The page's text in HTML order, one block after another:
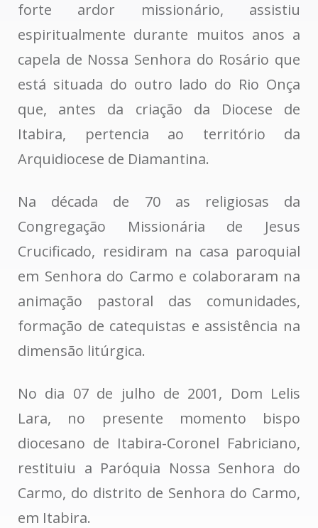
forte ardor missionário, assistiu
espiritualmente durante muitos anos a
capela de Nossa Senhora do Rosário que
está situada do outro lado do Rio Onça
que, antes da criação da Diocese de
Itabira, pertencia ao território da
Arquidiocese de Diamantina.
Na década de 70 as religiosas da
Congregação Missionária de Jesus
Crucificado, residiram na casa paroquial
em Senhora do Carmo e colaboraram na
animação pastoral das comunidades,
formação de catequistas e assistência na
dimensão litúrgica.
No dia 07 de julho de 2001, Dom Lelis
Lara, no presente momento bispo
diocesano de Itabira-Coronel Fabriciano,
restituiu a Paróquia Nossa Senhora do
Carmo, do distrito de Senhora do Carmo,
em Itabira.